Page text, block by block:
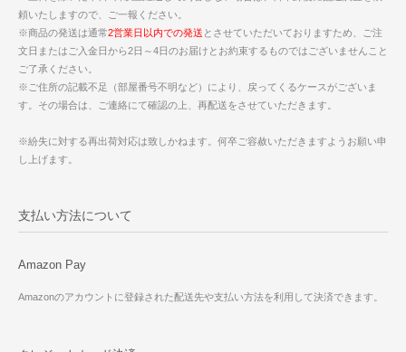
頼いたしますので、ご一報ください。
※商品の発送は通常2営業日以内での発送 とさせていただいておりますため、ご注
文日またはご入金日から2日～4日のお届けとお約束するものではございませんこと
ご了承ください。
※ご住所の記載不足（部屋番号不明など）により、戻ってくるケースがございま
す。その場合は、ご連絡にて確認の上、再配送をさせていただきます。
※紛失に対する再出荷対応は致しかねます。何卒ご容赦いただきますようお願い申
し上げます。
支払い方法について
Amazon Pay
Amazonのアカウントに登録された配送先や支払い方法を利用して決済できます。